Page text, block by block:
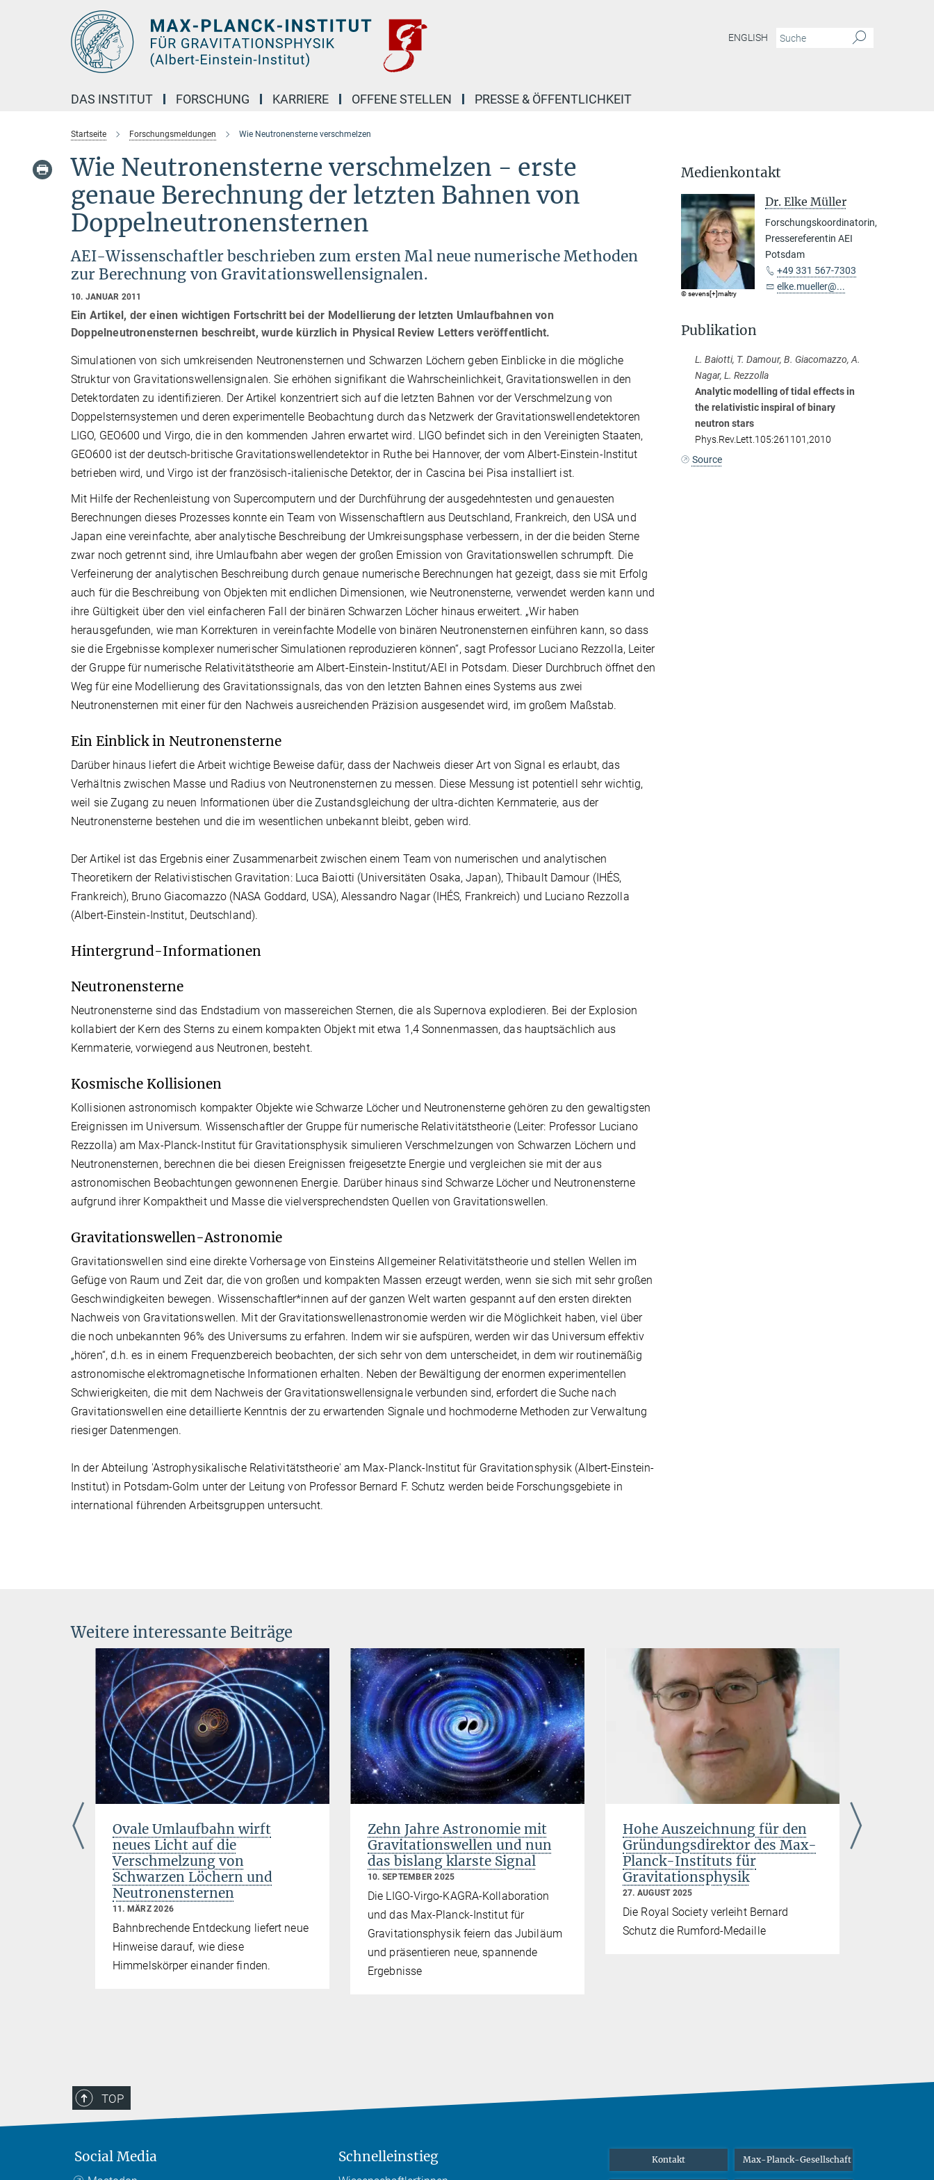
ENGLISH
DAS INSTITUT FORSCHUNG KARRIERE OFFENE STELLEN PRESSE & ÖFFENTLICHKEIT
Startseite Forschungsmeldungen Wie Neutronensterne verschmelzen
Wie Neutronensterne verschmelzen - erste
genaue Berechnung der letzten Bahnen von
Doppelneutronensternen
AEI-Wissenschaftler beschrieben zum ersten Mal neue numerische Methoden
zur Berechnung von Gravitationswellensignalen.
10. JANUAR 2011
Ein Artikel, der einen wichtigen Fortschritt bei der Modellierung der letzten Umlaufbahnen von
Doppelneutronensternen beschreibt, wurde kürzlich in Physical Review Letters veröffentlicht.
Simulationen von sich umkreisenden Neutronensternen und Schwarzen Löchern geben Einblicke in die mögliche
Struktur von Gravitationswellensignalen. Sie erhöhen signifikant die Wahrscheinlichkeit, Gravitationswellen in den
Detektordaten zu identifizieren. Der Artikel konzentriert sich auf die letzten Bahnen vor der Verschmelzung von
Doppelsternsystemen und deren experimentelle Beobachtung durch das Netzwerk der Gravitationswellendetektoren
LIGO, GEO600 und Virgo, die in den kommenden Jahren erwartet wird. LIGO befindet sich in den Vereinigten Staaten,
GEO600 ist der deutsch-britische Gravitationswellendetektor in Ruthe bei Hannover, der vom Albert-Einstein-Institut
betrieben wird, und Virgo ist der französisch-italienische Detektor, der in Cascina bei Pisa installiert ist.
Mit Hilfe der Rechenleistung von Supercomputern und der Durchführung der ausgedehntesten und genauesten
Berechnungen dieses Prozesses konnte ein Team von Wissenschaftlern aus Deutschland, Frankreich, den USA und
Japan eine vereinfachte, aber analytische Beschreibung der Umkreisungsphase verbessern, in der die beiden Sterne
zwar noch getrennt sind, ihre Umlaufbahn aber wegen der großen Emission von Gravitationswellen schrumpft. Die
Verfeinerung der analytischen Beschreibung durch genaue numerische Berechnungen hat gezeigt, dass sie mit Erfolg
auch für die Beschreibung von Objekten mit endlichen Dimensionen, wie Neutronensterne, verwendet werden kann und
ihre Gültigkeit über den viel einfacheren Fall der binären Schwarzen Löcher hinaus erweitert. „Wir haben
herausgefunden, wie man Korrekturen in vereinfachte Modelle von binären Neutronensternen einführen kann, so dass
sie die Ergebnisse komplexer numerischer Simulationen reproduzieren können“, sagt Professor Luciano Rezzolla, Leiter
der Gruppe für numerische Relativitätstheorie am Albert-Einstein-Institut/AEI in Potsdam. Dieser Durchbruch öffnet den
Weg für eine Modellierung des Gravitationssignals, das von den letzten Bahnen eines Systems aus zwei
Neutronensternen mit einer für den Nachweis ausreichenden Präzision ausgesendet wird, im großem Maßstab.
Ein Einblick in Neutronensterne
Darüber hinaus liefert die Arbeit wichtige Beweise dafür, dass der Nachweis dieser Art von Signal es erlaubt, das
Verhältnis zwischen Masse und Radius von Neutronensternen zu messen. Diese Messung ist potentiell sehr wichtig,
weil sie Zugang zu neuen Informationen über die Zustandsgleichung der ultra-dichten Kernmaterie, aus der
Neutronensterne bestehen und die im wesentlichen unbekannt bleibt, geben wird.
Der Artikel ist das Ergebnis einer Zusammenarbeit zwischen einem Team von numerischen und analytischen
Theoretikern der Relativistischen Gravitation: Luca Baiotti (Universitäten Osaka, Japan), Thibault Damour (IHÉS,
Frankreich), Bruno Giacomazzo (NASA Goddard, USA), Alessandro Nagar (IHÉS, Frankreich) und Luciano Rezzolla
(Albert-Einstein-Institut, Deutschland).
Hintergrund-Informationen
Neutronensterne
Neutronensterne sind das Endstadium von massereichen Sternen, die als Supernova explodieren. Bei der Explosion
kollabiert der Kern des Sterns zu einem kompakten Objekt mit etwa 1,4 Sonnenmassen, das hauptsächlich aus
Kernmaterie, vorwiegend aus Neutronen, besteht.
Kosmische Kollisionen
Kollisionen astronomisch kompakter Objekte wie Schwarze Löcher und Neutronensterne gehören zu den gewaltigsten
Ereignissen im Universum. Wissenschaftler der Gruppe für numerische Relativitätstheorie (Leiter: Professor Luciano
Rezzolla) am Max-Planck-Institut für Gravitationsphysik simulieren Verschmelzungen von Schwarzen Löchern und
Neutronensternen, berechnen die bei diesen Ereignissen freigesetzte Energie und vergleichen sie mit der aus
astronomischen Beobachtungen gewonnenen Energie. Darüber hinaus sind Schwarze Löcher und Neutronensterne
aufgrund ihrer Kompaktheit und Masse die vielversprechendsten Quellen von Gravitationswellen.
Gravitationswellen-Astronomie
Gravitationswellen sind eine direkte Vorhersage von Einsteins Allgemeiner Relativitätstheorie und stellen Wellen im
Gefüge von Raum und Zeit dar, die von großen und kompakten Massen erzeugt werden, wenn sie sich mit sehr großen
Geschwindigkeiten bewegen. Wissenschaftler*innen auf der ganzen Welt warten gespannt auf den ersten direkten
Nachweis von Gravitationswellen. Mit der Gravitationswellenastronomie werden wir die Möglichkeit haben, viel über
die noch unbekannten 96% des Universums zu erfahren. Indem wir sie aufspüren, werden wir das Universum effektiv
„hören“, d.h. es in einem Frequenzbereich beobachten, der sich sehr von dem unterscheidet, in dem wir routinemäßig
astronomische elektromagnetische Informationen erhalten. Neben der Bewältigung der enormen experimentellen
Schwierigkeiten, die mit dem Nachweis der Gravitationswellensignale verbunden sind, erfordert die Suche nach
Gravitationswellen eine detaillierte Kenntnis der zu erwartenden Signale und hochmoderne Methoden zur Verwaltung
riesiger Datenmengen.
In der Abteilung 'Astrophysikalische Relativitätstheorie' am Max-Planck-Institut für Gravitationsphysik (Albert-Einstein-
Institut) in Potsdam-Golm unter der Leitung von Professor Bernard F. Schutz werden beide Forschungsgebiete in
international führenden Arbeitsgruppen untersucht.
Medienkontakt
© sevens[+]maltry
Dr. Elke Müller
Forschungskoordinatorin,
Pressereferentin AEI
Potsdam
+49 331 567-7303
elke.mueller@...
Publikation
L. Baiotti, T. Damour, B. Giacomazzo, A.
Nagar, L. Rezzolla
Analytic modelling of tidal effects in
the relativistic inspiral of binary
neutron stars
Phys.Rev.Lett.105:261101,2010
Source
Weitere interessante Beiträge
Ovale Umlaufbahn wirft
neues Licht auf die
Verschmelzung von
Schwarzen Löchern und
Neutronensternen
11. MÄRZ 2026
Bahnbrechende Entdeckung liefert neue
Hinweise darauf, wie diese
Himmelskörper einander finden.
Zehn Jahre Astronomie mit
Gravitationswellen und nun
das bislang klarste Signal
10. SEPTEMBER 2025
Die LIGO-Virgo-KAGRA-Kollaboration
und das Max-Planck-Institut für
Gravitationsphysik feiern das Jubiläum
und präsentieren neue, spannende
Ergebnisse
Hohe Auszeichnung für den
Gründungsdirektor des Max-
Planck-Instituts für
Gravitationsphysik
27. AUGUST 2025
Die Royal Society verleiht Bernard
Schutz die Rumford-Medaille
TOP
Social Media Schnelleinstieg Kontakt Max-Planck-Gesellschaft